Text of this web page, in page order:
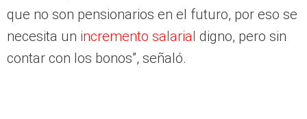
que no son pensionarios en el futuro, por eso se
necesita un incremento salarial digno, pero sin
contar con los bonos”, señaló.